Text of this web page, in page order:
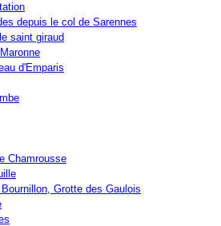
depuis le col de Sarennes
saint giraud
d'Emparis
Chamrousse
Grotte des Gaulois